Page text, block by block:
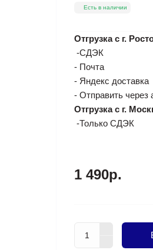
Есть в наличии
Отгрузка с г.
-СДЭК
- Почта
- Яндекс доставка
- Отправить через
Отгрузка с г.
-Только СДЭК
1 490р.